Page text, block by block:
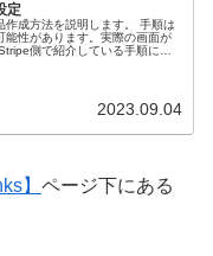
定
作成方法を説明します。 手順は
能性があります。実際の画面が
側で紹介している手順に沿
2023.09.04
】 ページ下にある